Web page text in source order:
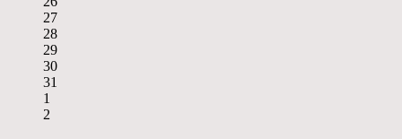
27
28
29
30
31
1
2